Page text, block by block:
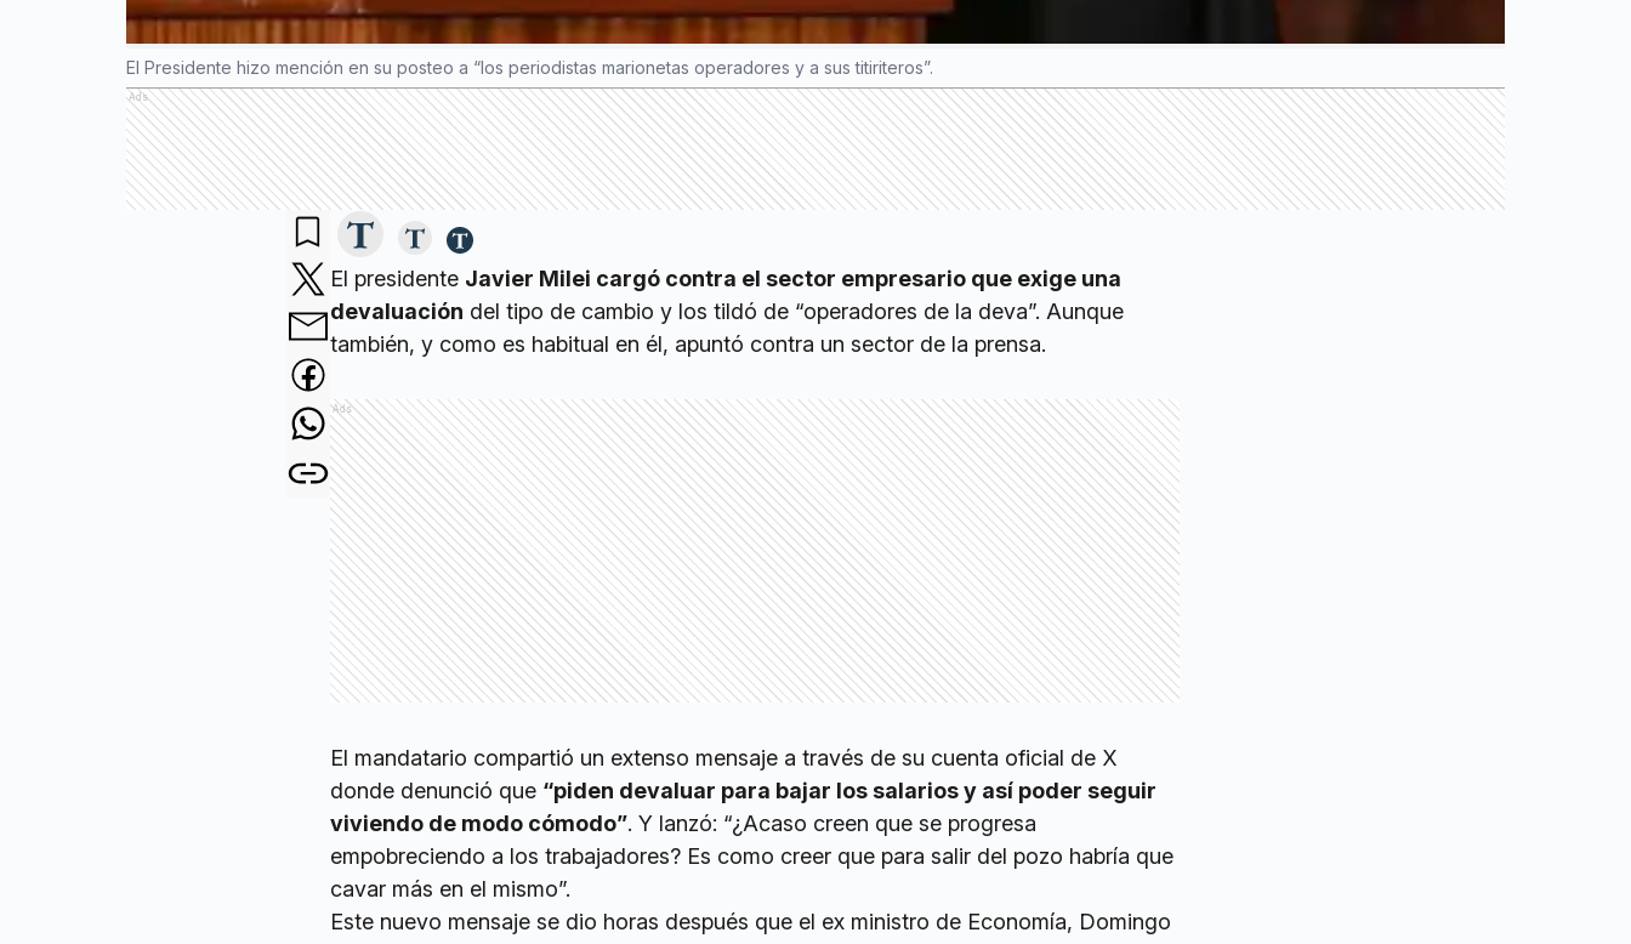
El Presidente hizo mención en su posteo a “los periodistas marionetas operadores y a sus titiriteros”.
Ads
El presidente Javier Milei cargó contra el sector empresario que exige una
devaluación del tipo de cambio y los tildó de “operadores de la deva”. Aunque
también, y como es habitual en él, apuntó contra un sector de la prensa.
Ads
El mandatario compartió un extenso mensaje a través de su cuenta oficial de X
donde denunció que “piden devaluar para bajar los salarios y así poder seguir
viviendo de modo cómodo”. Y lanzó: “¿Acaso creen que se progresa
empobreciendo a los trabajadores? Es como creer que para salir del pozo habría que
cavar más en el mismo”.
Este nuevo mensaje se dio horas después que el ex ministro de Economía, Domingo